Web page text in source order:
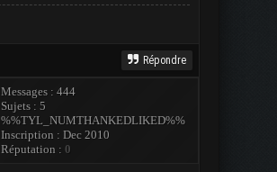
Répondre
Messages : 444
Sujets : 5
%%TYL_NUMTHANKEDLIKED%%
Inscription : Dec 2010
Réputation : 0